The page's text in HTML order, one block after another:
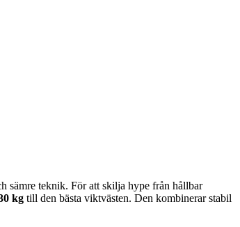
sämre teknik. För att skilja hype från hållbar
kg till den bästa viktvästen. Den kombinerar stabil